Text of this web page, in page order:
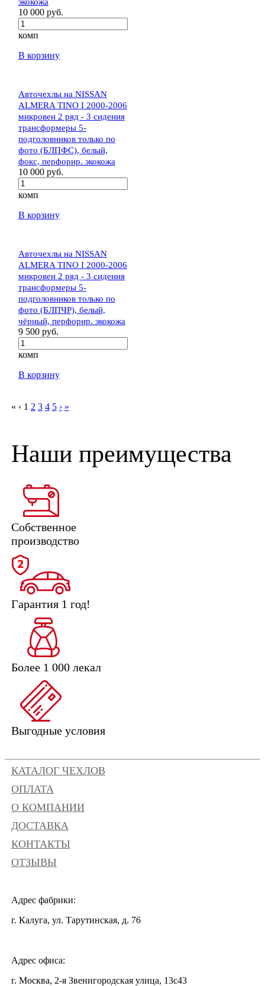
10 000 руб.
комп
В корзину
Авточехлы на NISSAN
ALMERA TINO I 2000-2006
микровен 2 ряд - 3 сидения
трансформеры 5-
подголовников только по
фото (БЛПФС), белый,
фокс, перфорир. экокожа
10 000 руб.
комп
В корзину
Авточехлы на NISSAN
ALMERA TINO I 2000-2006
микровен 2 ряд - 3 сидения
трансформеры 5-
подголовников только по
фото (БЛПЧР), белый,
чёрный, перфорир. экокожа
9 500 руб.
комп
В корзину
« ‹ 1 2 3 4 5 › »
Наши преимущества
Собственное
производство
Гарантия 1 год!
Более 1 000 лекал
Выгодные условия
КАТАЛОГ ЧЕХЛОВ
ОПЛАТА
О КОМПАНИИ
ДОСТАВКА
КОНТАКТЫ
ОТЗЫВЫ
Адрес фабрики:
г. Калуга, ул. Тарутинская, д. 76
Адрес офиса:
г. Москва, 2-я Звенигородская улица, 13с43